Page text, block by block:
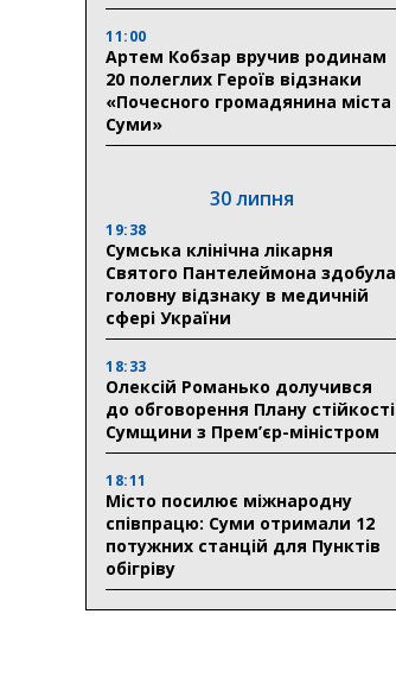
11:00
Артем Кобзар вручив родинам
20 полеглих Героїв відзнаки
«Почесного громадянина міста
Суми»
30 липня
19:38
Сумська клінічна лікарня
Святого Пантелеймона здобула
головну відзнаку в медичній
сфері України
18:33
Олексій Романько долучився
до обговорення Плану стійкості
Сумщини з Прем’єр-міністром
18:11
Місто посилює міжнародну
співпрацю: Суми отримали 12
потужних станцій для Пунктів
обігріву